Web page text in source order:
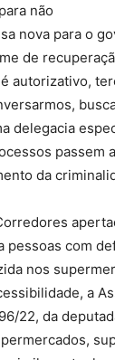
não
nova para o
de
autorizativo,
delegacia
passem
da
pessoas com
nos
a
22, da